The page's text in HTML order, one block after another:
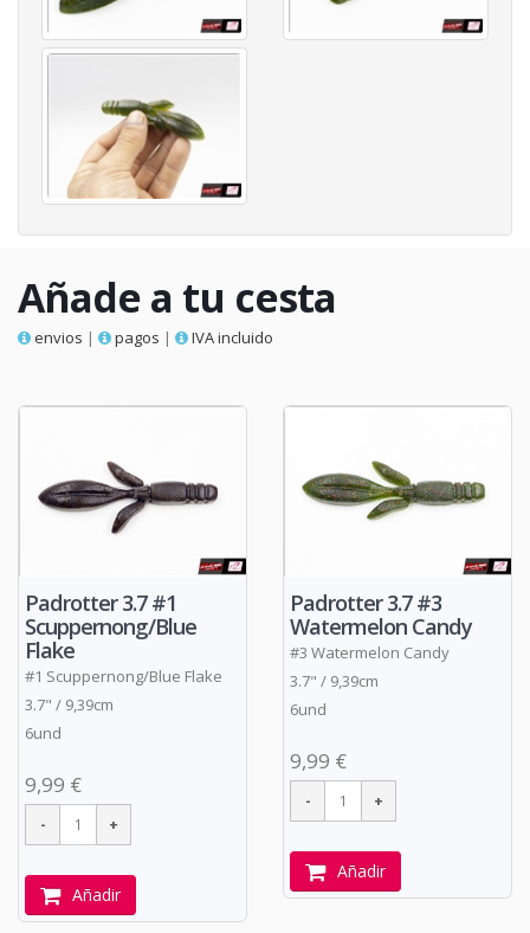
Añade a tu cesta
envios | pagos | IVA incluido
Padrotter 3.7 #1
Scuppernong/Blue
Flake
#1 Scuppernong/Blue Flake
3.7" / 9,39cm
6und
9,99 €
Añadir
Padrotter 3.7 #3
Watermelon Candy
#3 Watermelon Candy
3.7" / 9,39cm
6und
9,99 €
Añadir